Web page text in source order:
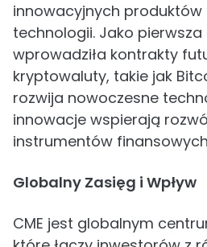
innowacyjnych produktów
technologii. Jako pierwsza
wprowadziła kontrakty
kryptowaluty, takie jak
rozwija nowoczesne
innowacje wspierają
instrumentów
Globalny Zasięg i Wpływ
CME jest globalnym